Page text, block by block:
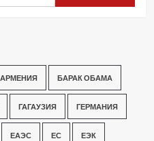
АРМЕНИЯ БАРАК ОБАМА
ГАГАУЗИЯ ГЕРМАНИЯ
ЕАЭС ЕС ЕЭК